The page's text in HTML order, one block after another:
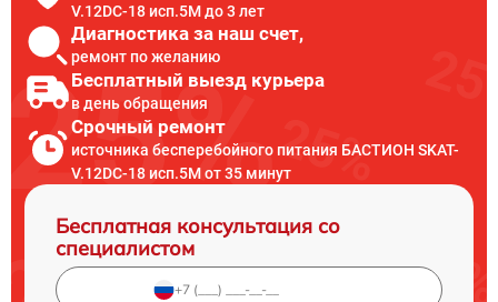
V.12DC-18 исп.5М до 3 лет
Диагностика за наш счет,
ремонт по желанию
Бесплатный выезд курьера
в день обращения
Срочный ремонт
источника бесперебойного питания БАСТИОН SKAT-
V.12DC-18 исп.5М от 35 минут
Бесплатная консультация со
специалистом